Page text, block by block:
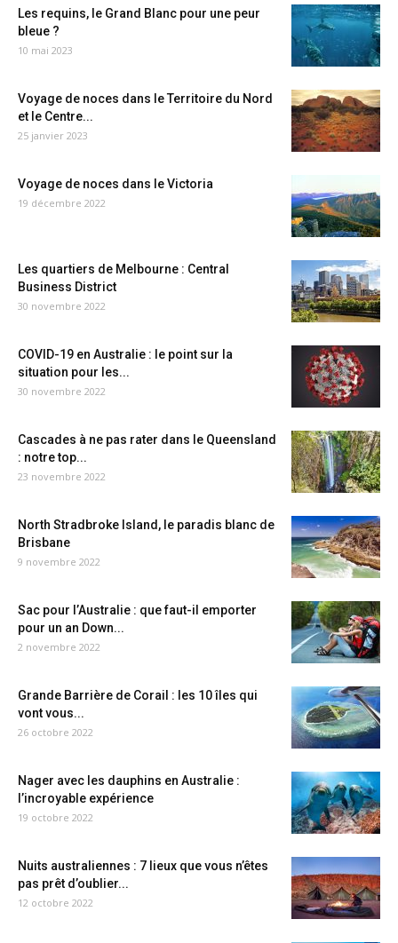
Les requins, le Grand Blanc pour une peur
bleue ?
10 mai 2023
Voyage de noces dans le Territoire du Nord
et le Centre...
25 janvier 2023
Voyage de noces dans le Victoria
19 décembre 2022
Les quartiers de Melbourne : Central
Business District
30 novembre 2022
COVID-19 en Australie : le point sur la
situation pour les...
30 novembre 2022
Cascades à ne pas rater dans le Queensland
: notre top...
23 novembre 2022
North Stradbroke Island, le paradis blanc de
Brisbane
9 novembre 2022
Sac pour l’Australie : que faut-il emporter
pour un an Down...
2 novembre 2022
Grande Barrière de Corail : les 10 îles qui
vont vous...
26 octobre 2022
Nager avec les dauphins en Australie :
l’incroyable expérience
19 octobre 2022
Nuits australiennes : 7 lieux que vous n’êtes
pas prêt d’oublier...
12 octobre 2022